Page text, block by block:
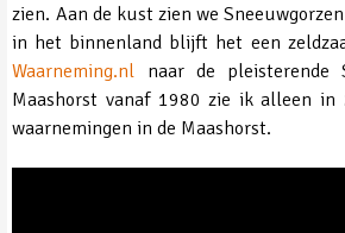
zien. Aan de kust zien we
in het binnenland blijft het een
Waarneming.nl naar de pleisterende
Maashorst vanaf 1980 zie ik alleen
waarnemingen in de Maashorst.